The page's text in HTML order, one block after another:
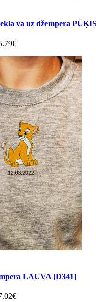
va uz džempera
LAUVA [D341]